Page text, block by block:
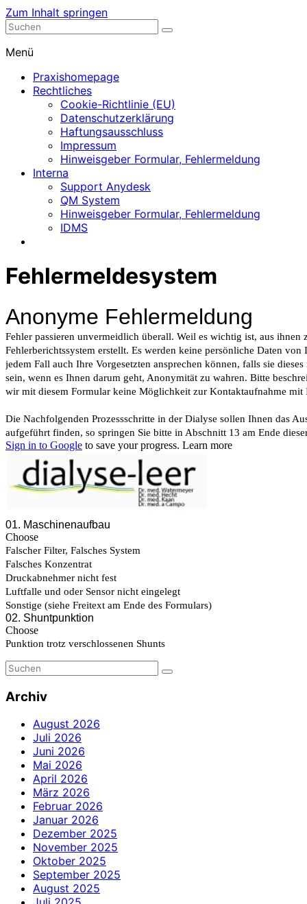
Zum Inhalt springen
Nephrologische Praxis mit Dialyse
Menü
Praxishomepage
Rechtliches
Cookie-Richtlinie (EU)
Datenschutzerklärung
Haftungsausschluss
Impressum
Hinweisgeber Formular, Fehlermeldung
Interna
Support Anydesk
QM System
Hinweisgeber Formular, Fehlermeldung
IDMS
Fehlermeldesystem
Archiv
August 2026
Juli 2026
Juni 2026
Mai 2026
April 2026
März 2026
Februar 2026
Januar 2026
Dezember 2025
November 2025
Oktober 2025
September 2025
August 2025